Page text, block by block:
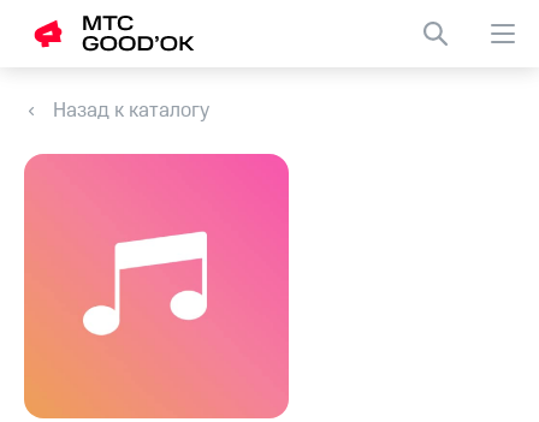
Назад к каталогу